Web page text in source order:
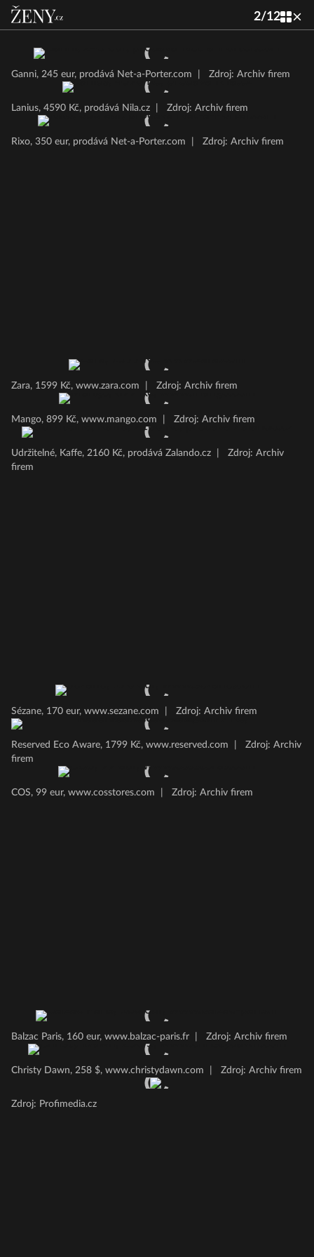
2/12
Ganni, 245 eur, prodává Net-a-Porter.com Zdroj: Archiv firem
Lanius, 4590 Kč, prodává Nila.cz Zdroj: Archiv firem
Rixo, 350 eur, prodává Net-a-Porter.com Zdroj: Archiv firem
Zara, 1599 Kč, www.zara.com Zdroj: Archiv firem
Mango, 899 Kč, www.mango.com Zdroj: Archiv firem
Udržitelné, Kaffe, 2160 Kč, prodává Zalando.cz
Zdroj: Archiv
firem
Sézane, 170 eur, www.sezane.com Zdroj: Archiv firem
Reserved Eco Aware, 1799 Kč, www.reserved.com
Zdroj: Archiv
firem
COS, 99 eur, www.cosstores.com Zdroj: Archiv firem
Balzac Paris, 160 eur, www.balzac-paris.fr Zdroj: Archiv firem
Christy Dawn, 258 $, www.christydawn.com Zdroj: Archiv firem
Zdroj: Profimedia.cz